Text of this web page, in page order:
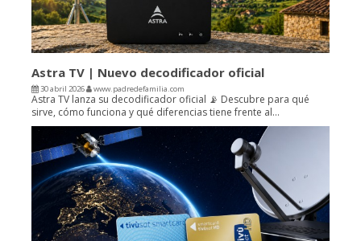
Astra TV | Nuevo decodificador oficial
30 abril 2026 www.padredefamilia.com
Astra TV lanza su decodificador oficial 📡 Descubre para qué
sirve, cómo funciona y qué diferencias tiene frente al...